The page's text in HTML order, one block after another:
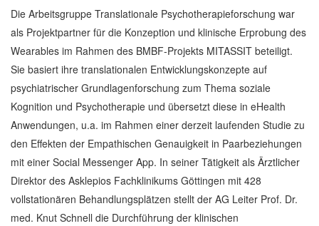
Die Arbeitsgruppe Translationale Psychotherapieforschung war
als Projektpartner für die Konzeption und klinische Erprobung des
Wearables im Rahmen des BMBF-Projekts MITASSIT beteiligt.
Sie basiert ihre translationalen Entwicklungskonzepte auf
psychiatrischer Grundlagenforschung zum Thema soziale
Kognition und Psychotherapie und übersetzt diese in eHealth
Anwendungen, u.a. im Rahmen einer derzeit laufenden Studie zu
den Effekten der Empathischen Genauigkeit in Paarbeziehungen
mit einer Social Messenger App. In seiner Tätigkeit als Ärztlicher
Direktor des Asklepios Fachklinikums Göttingen mit 428
vollstationären Behandlungsplätzen stellt der AG Leiter Prof. Dr.
med. Knut Schnell die Durchführung der klinischen